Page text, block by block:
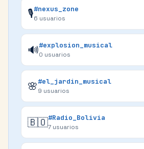
🎙️#nexus_zone
6 usuarios
🔊#explosion_musical
0 usuarios
🌸#el_jardin_musical
9 usuarios
🇧🇴#Radio_Bolivia
7 usuarios